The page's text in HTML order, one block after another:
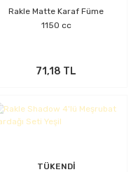
Rakle Matte Karaf Füme
1150 cc
71,18 TL
TÜKENDİ